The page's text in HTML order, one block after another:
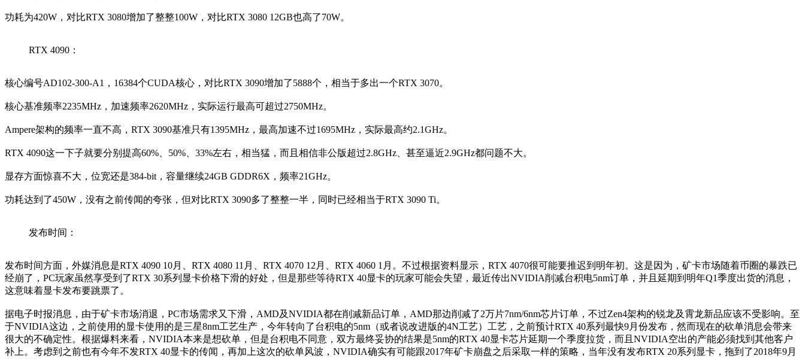
功耗为420W，对比RTX 3080增加了整整100W，对比RTX 3080 12GB也高了70W。
RTX 4090：
核心编号AD102-300-A1，16384个CUDA核心，对比RTX 3090增加了5888个，相当于多出一个RTX 3070。
核心基准频率2235MHz，加速频率2620MHz，实际运行最高可超过2750MHz。
Ampere架构的频率一直不高，RTX 3090基准只有1395MHz，最高加速不过1695MHz，实际最高约2.1GHz。
RTX 4090这一下子就要分别提高60%、50%、33%左右，相当猛，而且相信非公版超过2.8GHz、甚至逼近2.9GHz都问题不大。
显存方面惊喜不大，位宽还是384-bit，容量继续24GB GDDR6X，频率21GHz。
功耗达到了450W，没有之前传闻的夸张，但对比RTX 3090多了整整一半，同时已经相当于RTX 3090 Ti。
发布时间：
发布时间方面，外媒消息是RTX 4090 10月、RTX 4080 11月、RTX 4070 12月、RTX 4060 1月。不过根据资料显示，RTX 4070很可能要推迟到明年初。这是因为，矿卡市场随着币圈的暴跌已
经崩了，PC玩家虽然享受到了RTX 30系列显卡价格下滑的好处，但是那些等待RTX 40显卡的玩家可能会失望，最近传出NVIDIA削减台积电5nm订单，并且延期到明年Q1季度出货的消息，
这意味着显卡发布要跳票了。
据电子时报消息，由于矿卡市场消退，PC市场需求又下滑，AMD及NVIDIA都在削减新品订单，AMD那边削减了2万片7nm/6nm芯片订单，不过Zen4架构的锐龙及霄龙新品应该不受影响。至
于NVIDIA这边，之前使用的显卡使用的是三星8nm工艺生产，今年转向了台积电的5nm（或者说改进版的4N工艺）工艺，之前预计RTX 40系列最快9月份发布，然而现在的砍单消息会带来
很大的不确定性。根据爆料来看，NVIDIA本来是想砍单，但是台积电不同意，双方最终妥协的结果是5nm的RTX 40显卡芯片延期一个季度拉货，而且NVIDIA空出的产能必须找到其他客户
补上。考虑到之前也有今年不发RTX 40显卡的传闻，再加上这次的砍单风波，NVIDIA确实有可能跟2017年矿卡崩盘之后采取一样的策略，当年没有发布RTX 20系列显卡，拖到了2018年9月